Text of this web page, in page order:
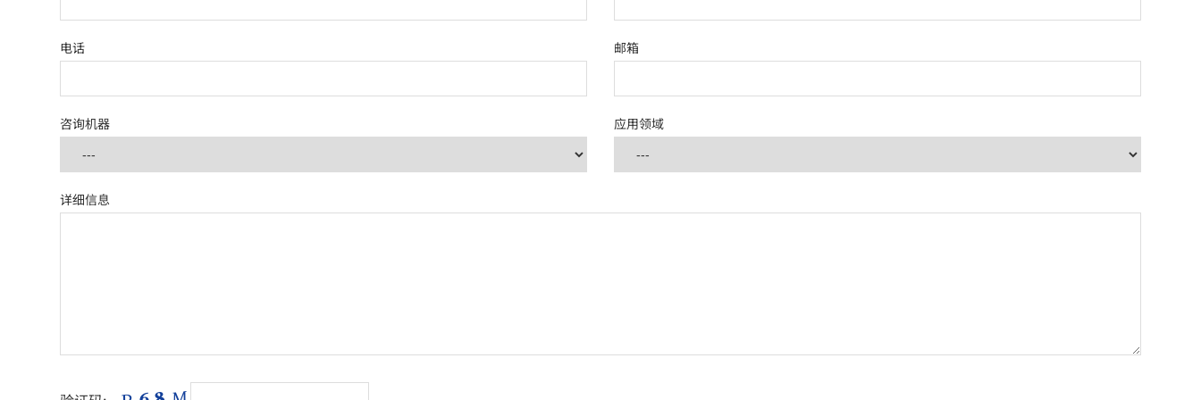
电话 邮箱
咨询机器 应用领域
详细信息